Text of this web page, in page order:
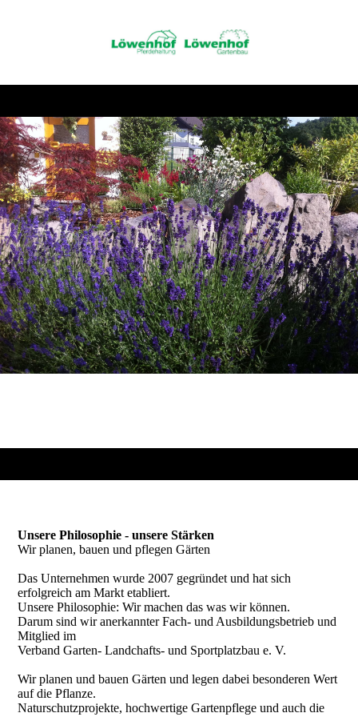
Unsere Philosophie - unsere Stärken
Wir planen, bauen und pflegen Gärten
Das Unternehmen wurde 2007 gegründet und hat sich
erfolgreich am Markt etabliert.
Unsere Philosophie: Wir machen das was wir können.
Darum sind wir anerkannter Fach- und Ausbildungsbetrieb und
Mitglied im
Verband Garten- Landchafts- und Sportplatzbau e. V.
Wir planen und bauen Gärten und legen dabei besonderen Wert
auf die Pflanze.
Naturschutzprojekte, hochwertige Gartenpflege und auch die